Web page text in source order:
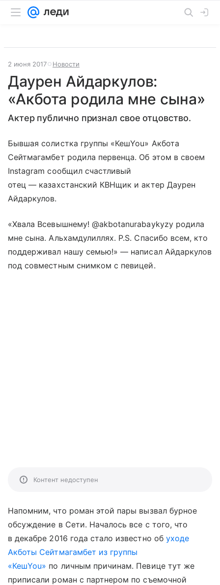
2 июня 2017 Новости
Даурен Айдаркулов:
«Акбота родила мне сына»
Актер публично признал свое отцовство.
Бывшая солистка группы «КешYou» Акбота
Сейтмагамбет родила первенца. Об этом в своем
Instagram сообщил счастливый
отец — казахстанский КВНщик и актер Даурен
Айдаркулов.
«Хвала Всевышнему! @akbotanurabaykyzy родила
мне сына. Альхамдулиллях. P.S. Спасибо всем, кто
поддерживал нашу семью!» — написал Айдаркулов
под совместным снимком с певицей.
Контент недоступен
Напомним, что роман этой пары вызвал бурное
обсуждение в Сети. Началось все с того, что
в декабре 2016 года стало известно об уходе
Акботы Сейтмагамбет из группы
«КешYou» по личным причинам. Певице тут же
приписали роман с партнером по съемочной